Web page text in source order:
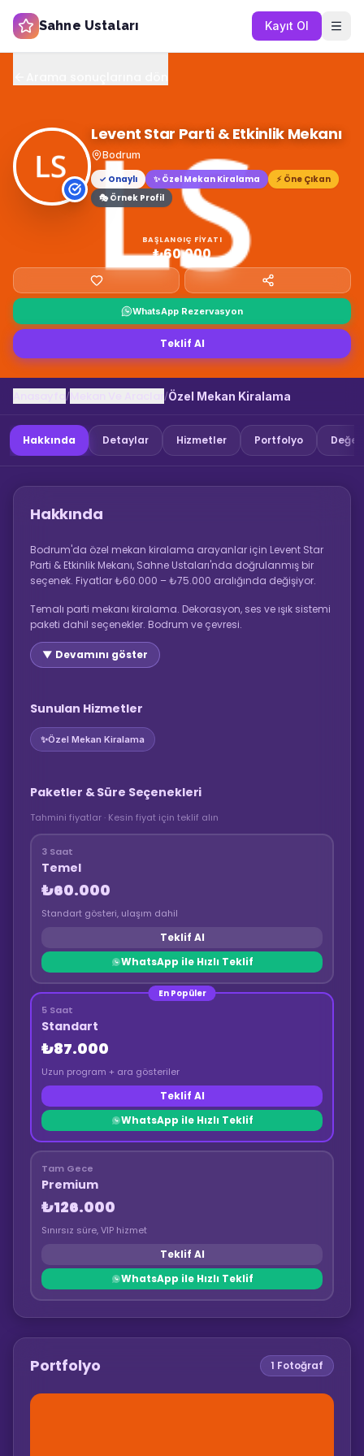
Sahne Ustaları Kayıt Ol
Levent Star Parti & Etkinlik Mekanı
Bodrum
✓ Onaylı
✨ Özel Mekan Kiralama
⚡ Öne Çıkan
🎭 Örnek Profil
BAŞLANGIÇ FIYATI
₺60.000
WhatsApp Rezervasyon
Teklif Al
/ /Özel Mekan Kiralama
Hakkında Detaylar Hizmetler Portfolyo
Hakkında
Bodrum'da özel mekan kiralama arayanlar için Levent Star
Parti & Etkinlik Mekanı, Sahne Ustaları'nda doğrulanmış bir
seçenek. Fiyatlar ₺60.000 – ₺75.000 aralığında değişiyor.
Temalı parti mekanı kiralama. Dekorasyon, ses ve ışık sistemi
paketi dahil seçenekler. Bodrum ve çevresi.
▼ Devamını göster
Sunulan Hizmetler
✨Özel Mekan Kiralama
Paketler & Süre Seçenekleri
Tahmini fiyatlar · Kesin fiyat için teklif alın
3 Saat
Temel
₺60.000
Standart gösteri, ulaşım dahil
Teklif Al
WhatsApp ile Hızlı Teklif
En Popüler
5 Saat
Standart
₺87.000
Uzun program + ara gösteriler
Teklif Al
WhatsApp ile Hızlı Teklif
Tam Gece
Premium
₺126.000
Sınırsız süre, VIP hizmet
Teklif Al
WhatsApp ile Hızlı Teklif
Portfolyo 1 Fotoğraf